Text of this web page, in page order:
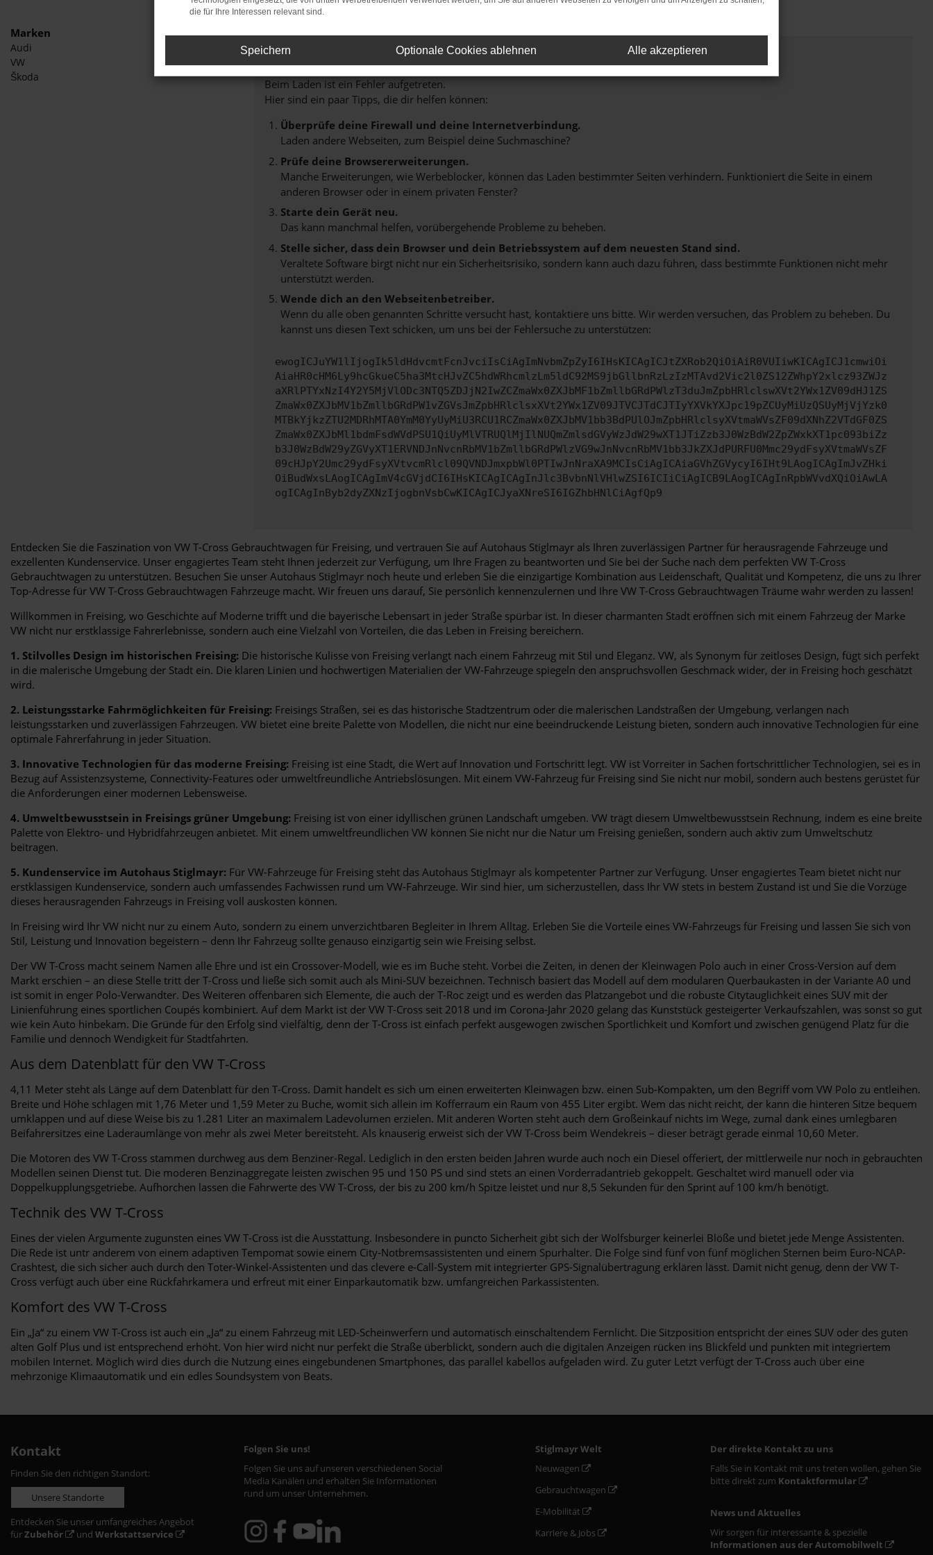
Marken
Audi
VW
Škoda
Fehler: Network Error
Beim Laden ist ein Fehler aufgetreten.
Hier sind ein paar Tipps, die dir helfen können:
Überprüfe deine Firewall und deine Internetverbindung.
Laden andere Webseiten, zum Beispiel deine Suchmaschine?
Prüfe deine Browsererweiterungen.
Manche Erweiterungen, wie Werbeblocker, können das Laden bestimmter Seiten verhindern. Funktioniert die Seite in einem
anderen Browser oder in einem privaten Fenster?
Starte dein Gerät neu.
Das kann manchmal helfen, vorübergehende Probleme zu beheben.
Stelle sicher, dass dein Browser und dein Betriebssystem auf dem neuesten Stand sind.
Veraltete Software birgt nicht nur ein Sicherheitsrisiko, sondern kann auch dazu führen, dass bestimmte Funktionen nicht mehr
unterstützt werden.
Wende dich an den Webseitenbetreiber.
Wenn du alle oben genannten Schritte versucht hast, kontaktiere uns bitte. Wir werden versuchen, das Problem zu beheben. Du
kannst uns diesen Text schicken, um uns bei der Fehlersuche zu unterstützen:
ewogICJuYW1lIjogIk5ldHdvcmtFcnJvciIsCiAgImNvbmZpZyI6IHsKICAgICJtZXRob2QiOiAiR0VUIiwKICAgICJ1cmwiOi
AiaHR0cHM6Ly9hcGkueC5ha3MtcHJvZC5hdWRhcmlzLm5ldC92MS9jbGllbnRzLzIzMTAvd2Vic2l0ZS12ZWhpY2xlcz93ZWJz
aXRlPTYxNzI4Y2Y5MjVlODc3NTQ5ZDJjN2IwZCZmaWx0ZXJbMF1bZmllbGRdPWlzT3duJmZpbHRlclswXVt2YWx1ZV09dHJ1ZS
ZmaWx0ZXJbMV1bZmllbGRdPW1vZGVsJmZpbHRlclsxXVt2YWx1ZV09JTVCJTdCJTIyYXVkYXJpc19pZCUyMiUzQSUyMjVjYzk0
MTBkYjkzZTU2MDRhMTA0YmM0YyUyMiU3RCU1RCZmaWx0ZXJbMV1bb3BdPUlOJmZpbHRlclsyXVtmaWVsZF09dXNhZ2VTdGF0ZS
ZmaWx0ZXJbMl1bdmFsdWVdPSU1QiUyMlVTRUQlMjIlNUQmZmlsdGVyWzJdW29wXT1JTiZzb3J0WzBdW2ZpZWxkXT1pc093biZz
b3J0WzBdW29yZGVyXT1ERVNDJnNvcnRbMV1bZmllbGRdPWlzVG9wJnNvcnRbMV1bb3JkZXJdPURFU0Mmc29ydFsyXVtmaWVsZF
09cHJpY2Umc29ydFsyXVtvcmRlcl09QVNDJmxpbWl0PTIwJnNraXA9MCIsCiAgICAiaGVhZGVycyI6IHt9LAogICAgImJvZHki
OiBudWxsLAogICAgImV4cGVjdCI6IHsKICAgICAgInJlc3BvbnNlVHlwZSI6ICIiCiAgICB9LAogICAgInRpbWVvdXQiOiAwLA
ogICAgInByb2dyZXNzIjogbnVsbCwKICAgICJyaXNreSI6IGZhbHNlCiAgfQp9
Entdecken Sie die Faszination von VW T-Cross Gebrauchtwagen für Freising, und vertrauen Sie auf Autohaus Stiglmayr als Ihren zuverlässigen Partner für herausragende Fahrzeuge und
exzellenten Kundenservice. Unser engagiertes Team steht Ihnen jederzeit zur Verfügung, um Ihre Fragen zu beantworten und Sie bei der Suche nach dem perfekten VW T-Cross
Gebrauchtwagen zu unterstützen. Besuchen Sie unser Autohaus Stiglmayr noch heute und erleben Sie die einzigartige Kombination aus Leidenschaft, Qualität und Kompetenz, die uns zu Ihrer
Top-Adresse für VW T-Cross Gebrauchtwagen Fahrzeuge macht. Wir freuen uns darauf, Sie persönlich kennenzulernen und Ihre VW T-Cross Gebrauchtwagen Träume wahr werden zu lassen!
Willkommen in Freising, wo Geschichte auf Moderne trifft und die bayerische Lebensart in jeder Straße spürbar ist. In dieser charmanten Stadt eröffnen sich mit einem Fahrzeug der Marke
VW nicht nur erstklassige Fahrerlebnisse, sondern auch eine Vielzahl von Vorteilen, die das Leben in Freising bereichern.
1. Stilvolles Design im historischen Freising: Die historische Kulisse von Freising verlangt nach einem Fahrzeug mit Stil und Eleganz. VW, als Synonym für zeitloses Design, fügt sich perfekt
in die malerische Umgebung der Stadt ein. Die klaren Linien und hochwertigen Materialien der VW-Fahrzeuge spiegeln den anspruchsvollen Geschmack wider, der in Freising hoch geschätzt
wird.
2. Leistungsstarke Fahrmöglichkeiten für Freising: Freisings Straßen, sei es das historische Stadtzentrum oder die malerischen Landstraßen der Umgebung, verlangen nach
leistungsstarken und zuverlässigen Fahrzeugen. VW bietet eine breite Palette von Modellen, die nicht nur eine beeindruckende Leistung bieten, sondern auch innovative Technologien für eine
optimale Fahrerfahrung in jeder Situation.
3. Innovative Technologien für das moderne Freising: Freising ist eine Stadt, die Wert auf Innovation und Fortschritt legt. VW ist Vorreiter in Sachen fortschrittlicher Technologien, sei es in
Bezug auf Assistenzsysteme, Connectivity-Features oder umweltfreundliche Antriebslösungen. Mit einem VW-Fahrzeug für Freising sind Sie nicht nur mobil, sondern auch bestens gerüstet für
die Anforderungen einer modernen Lebensweise.
4. Umweltbewusstsein in Freisings grüner Umgebung: Freising ist von einer idyllischen grünen Landschaft umgeben. VW trägt diesem Umweltbewusstsein Rechnung, indem es eine breite
Palette von Elektro- und Hybridfahrzeugen anbietet. Mit einem umweltfreundlichen VW können Sie nicht nur die Natur um Freising genießen, sondern auch aktiv zum Umweltschutz
beitragen.
5. Kundenservice im Autohaus Stiglmayr: Für VW-Fahrzeuge für Freising steht das Autohaus Stiglmayr als kompetenter Partner zur Verfügung. Unser engagiertes Team bietet nicht nur
erstklassigen Kundenservice, sondern auch umfassendes Fachwissen rund um VW-Fahrzeuge. Wir sind hier, um sicherzustellen, dass Ihr VW stets in bestem Zustand ist und Sie die Vorzüge
dieses herausragenden Fahrzeugs in Freising voll auskosten können.
In Freising wird Ihr VW nicht nur zu einem Auto, sondern zu einem unverzichtbaren Begleiter in Ihrem Alltag. Erleben Sie die Vorteile eines VW-Fahrzeugs für Freising und lassen Sie sich von
Stil, Leistung und Innovation begeistern – denn Ihr Fahrzeug sollte genauso einzigartig sein wie Freising selbst.
Der VW T-Cross macht seinem Namen alle Ehre und ist ein Crossover-Modell, wie es im Buche steht. Vorbei die Zeiten, in denen der Kleinwagen Polo auch in einer Cross-Version auf dem
Markt erschien – an diese Stelle tritt der T-Cross und ließe sich somit auch als Mini-SUV bezeichnen. Technisch basiert das Modell auf dem modularen Querbaukasten in der Variante A0 und
ist somit in enger Polo-Verwandter. Des Weiteren offenbaren sich Elemente, die auch der T-Roc zeigt und es werden das Platzangebot und die robuste Citytauglichkeit eines SUV mit der
Linienführung eines sportlichen Coupés kombiniert. Auf dem Markt ist der VW T-Cross seit 2018 und im Corona-Jahr 2020 gelang das Kunststück gesteigerter Verkaufszahlen, was sonst so gut
wie kein Auto hinbekam. Die Gründe für den Erfolg sind vielfältig, denn der T-Cross ist einfach perfekt ausgewogen zwischen Sportlichkeit und Komfort und zwischen genügend Platz für die
Familie und dennoch Wendigkeit für Stadtfahrten.
Aus dem Datenblatt für den VW T-Cross
4,11 Meter steht als Länge auf dem Datenblatt für den T-Cross. Damit handelt es sich um einen erweiterten Kleinwagen bzw. einen Sub-Kompakten, um den Begriff vom VW Polo zu entleihen.
Breite und Höhe schlagen mit 1,76 Meter und 1,59 Meter zu Buche, womit sich allein im Kofferraum ein Raum von 455 Liter ergibt. Wem das nicht reicht, der kann die hinteren Sitze bequem
umklappen und auf diese Weise bis zu 1.281 Liter an maximalem Ladevolumen erzielen. Mit anderen Worten steht auch dem Großeinkauf nichts im Wege, zumal dank eines umlegbaren
Beifahrersitzes eine Laderaumlänge von mehr als zwei Meter bereitsteht. Als knauserig erweist sich der VW T-Cross beim Wendekreis – dieser beträgt gerade einmal 10,60 Meter.
Die Motoren des VW T-Cross stammen durchweg aus dem Benziner-Regal. Lediglich in den ersten beiden Jahren wurde auch noch ein Diesel offeriert, der mittlerweile nur noch in gebrauchten
Modellen seinen Dienst tut. Die moderen Benzinaggregate leisten zwischen 95 und 150 PS und sind stets an einen Vorderradantrieb gekoppelt. Geschaltet wird manuell oder via
Doppelkupplungsgetriebe. Aufhorchen lassen die Fahrwerte des VW T-Cross, der bis zu 200 km/h Spitze leistet und nur 8,5 Sekunden für den Sprint auf 100 km/h benötigt.
Technik des VW T-Cross
Eines der vielen Argumente zugunsten eines VW T-Cross ist die Ausstattung. Insbesondere in puncto Sicherheit gibt sich der Wolfsburger keinerlei Blöße und bietet jede Menge Assistenten.
Die Rede ist untr anderem von einem adaptiven Tempomat sowie einem City-Notbremsassistenten und einem Spurhalter. Die Folge sind fünf von fünf möglichen Sternen beim Euro-NCAP-
Crashtest, die sich sicher auch durch den Toter-Winkel-Assistenten und das clevere e-Call-System mit integrierter GPS-Signalübertragung erklären lässt. Damit nicht genug, denn der VW T-
Cross verfügt auch über eine Rückfahrkamera und erfreut mit einer Einparkautomatik bzw. umfangreichen Parkassistenten.
Komfort des VW T-Cross
Ein „Ja“ zu einem VW T-Cross ist auch ein „Ja“ zu einem Fahrzeug mit LED-Scheinwerfern und automatisch einschaltendem Fernlicht. Die Sitzposition entspricht der eines SUV oder des guten
alten Golf Plus und ist entsprechend erhöht. Von hier wird nicht nur perfekt die Straße überblickt, sondern auch die digitalen Anzeigen rücken ins Blickfeld und punkten mit integriertem
mobilen Internet. Möglich wird dies durch die Nutzung eines eingebundenen Smartphones, das parallel kabellos aufgeladen wird. Zu guter Letzt verfügt der T-Cross auch über eine
mehrzonige Klimaautomatik und ein edles Soundsystem von Beats.
Kontakt
Finden Sie den richtigen Standort:
Unsere Standorte
Entdecken Sie unser umfangreiches Angebot
fürZubehör und Werkstattservice
Folgen Sie uns!
Folgen Sie uns auf unseren verschiedenen Social
Media Kanälen und erhalten Sie Informationen
rund um unser Unternehmen.
Stiglmayr Welt
Neuwagen
Gebrauchtwagen
E-Mobilität
Karriere & Jobs
Der direkte Kontakt zu uns
Falls Sie in Kontakt mit uns treten wollen, gehen Sie
bitte direkt zum Kontaktformular
News und Aktuelles
Wir sorgen für interessante & spezielle
Informationen aus der Automobilwelt
die für Ihre Interessen relevant sind.
Speichern Optionale Cookies ablehnen Alle akzeptieren